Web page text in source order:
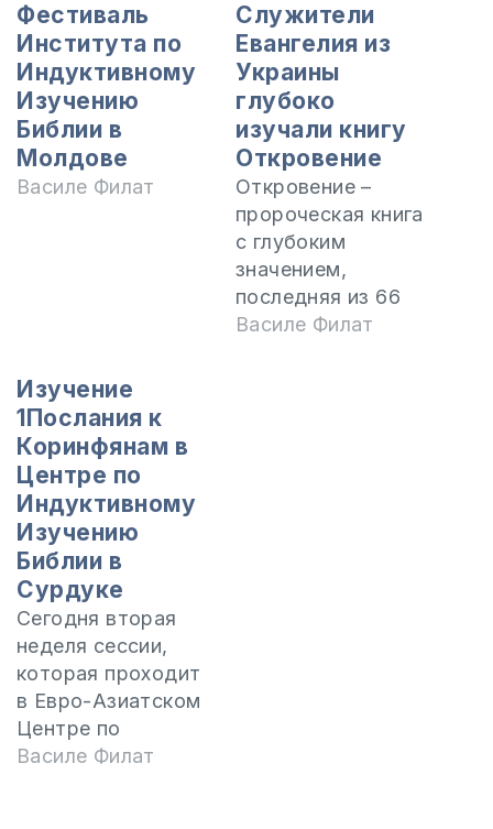
Фестиваль
Института по
Индуктивному
Изучению
Библии в
Молдове
Василе Филат
Служители
Евангелия из
Украины
глубоко
изучали книгу
Откровение
Откровение –
пророческая книга
с глубоким
значением,
последняя из 66
книг Библии. Эта
Василе Филат
Изучение
1Послания к
Коринфянам в
Центре по
Индуктивному
Изучению
Библии в
Сурдуке
Сегодня вторая
неделя сессии,
которая проходит
в Евро-Азиатском
Центре по
Индуктивному
Василе Филат